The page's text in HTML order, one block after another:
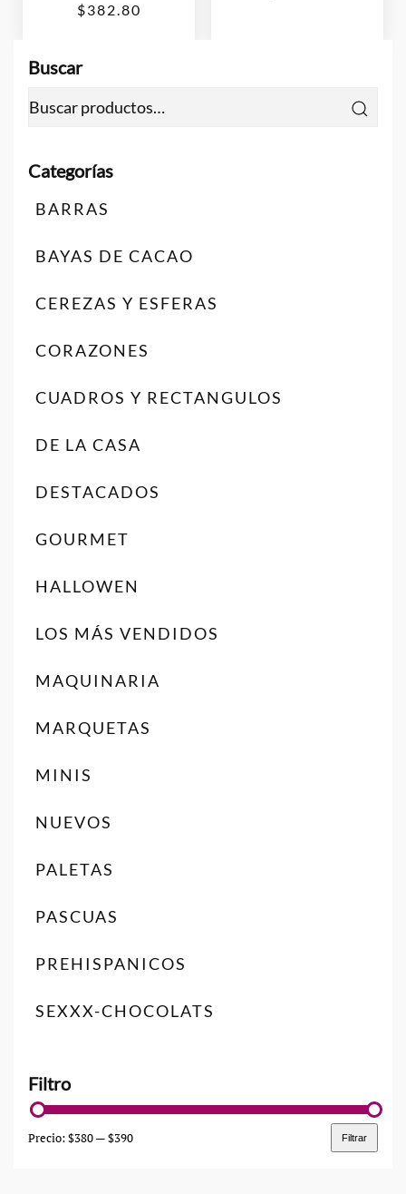
$382.80
Buscar
Buscar
BARRAS
BAYAS DE CACAO
CEREZAS Y ESFERAS
CORAZONES
CUADROS Y RECTANGULOS
DE LA CASA
DESTACADOS
GOURMET
HALLOWEN
LOS MÁS VENDIDOS
MAQUINARIA
MARQUETAS
MINIS
NUEVOS
PALETAS
PASCUAS
PREHISPANICOS
SEXXX-CHOCOLATS
Precio
Precio
Filtrar
Precio:$380—$390